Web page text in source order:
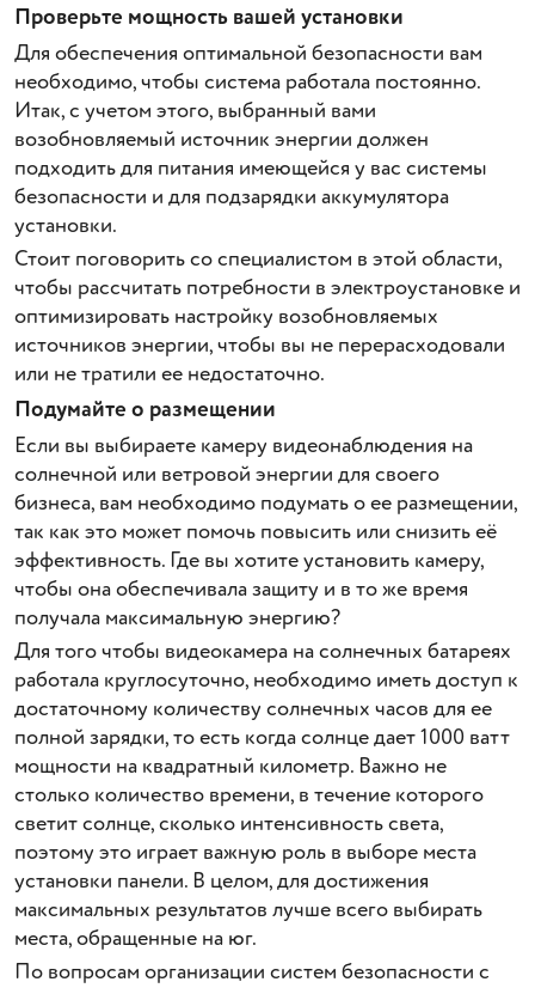
Проверьте мощность вашей установки
Для обеспечения оптимальной безопасности вам
необходимо, чтобы система работала постоянно.
Итак, с учетом этого, выбранный вами
возобновляемый источник энергии должен
подходить для питания имеющейся у вас системы
безопасности и для подзарядки аккумулятора
установки.
Стоит поговорить со специалистом в этой области,
чтобы рассчитать потребности в электроустановке и
оптимизировать настройку возобновляемых
источников энергии, чтобы вы не перерасходовали
или не тратили ее недостаточно.
Подумайте о размещении
Если вы выбираете камеру видеонаблюдения на
солнечной или ветровой энергии для своего
бизнеса, вам необходимо подумать о ее размещении,
так как это может помочь повысить или снизить её
эффективность. Где вы хотите установить камеру,
чтобы она обеспечивала защиту и в то же время
получала максимальную энергию?
Для того чтобы видеокамера на солнечных батареях
работала круглосуточно, необходимо иметь доступ к
достаточному количеству солнечных часов для ее
полной зарядки, то есть когда солнце дает 1000 ватт
мощности на квадратный километр. Важно не
столько количество времени, в течение которого
светит солнце, сколько интенсивность света,
поэтому это играет важную роль в выборе места
установки панели. В целом, для достижения
максимальных результатов лучше всего выбирать
места, обращенные на юг.
По вопросам организации систем безопасности с